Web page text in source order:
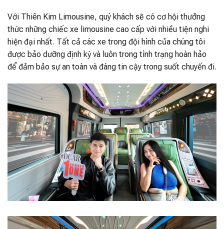
Với Thiên Kim Limousine, quý khách sẽ có cơ hội thưởng
thức những chiếc xe limousine cao cấp với nhiều tiện nghi
hiện đại nhất. Tất cả các xe trong đội hình của chúng tôi
được bảo dưỡng định kỳ và luôn trong tình trạng hoàn hảo
để đảm bảo sự an toàn và đáng tin cậy trong suốt chuyến đi.